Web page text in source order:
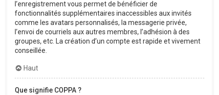
l’enregistrement vous permet de bénéficier de
fonctionnalités supplémentaires inaccessibles aux invités
comme les avatars personnalisés, la messagerie privée,
l’envoi de courriels aux autres membres, l’adhésion à des
groupes, etc. La création d’un compte est rapide et vivement
conseillée.
Haut
Que signifie COPPA ?